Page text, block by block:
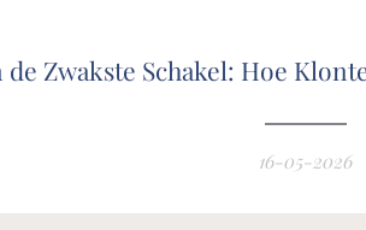
de Zwakste Schakel: Hoe
16-05-2026